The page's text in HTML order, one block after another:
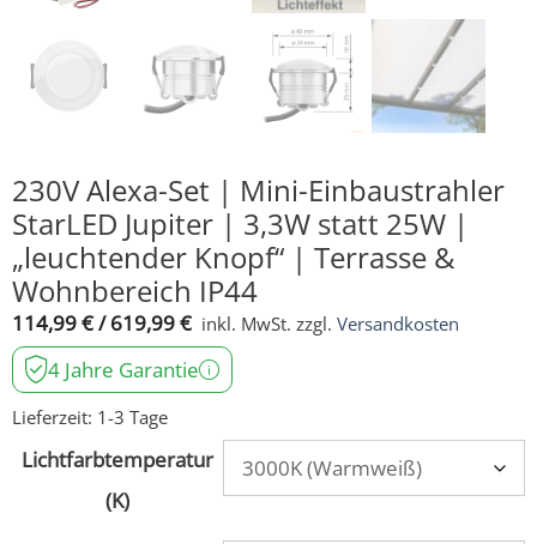
230V Alexa-Set | Mini-Einbaustrahler
StarLED Jupiter | 3,3W statt 25W |
„leuchtender Knopf“ | Terrasse &
Wohnbereich IP44
114,99€/619,99€ inkl. MwSt. zzgl. Versandkosten
4 Jahre Garantie
Lieferzeit: 1-3 Tage
Lichtfarbtemperatur
(K)